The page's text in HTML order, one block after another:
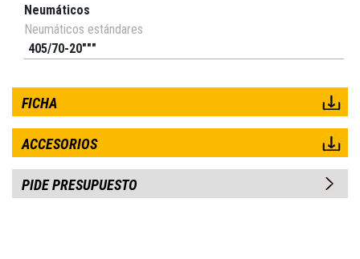
Neumáticos
Neumáticos estándares
405/70-20"""
FICHA
ACCESORIOS
PIDE PRESUPUESTO